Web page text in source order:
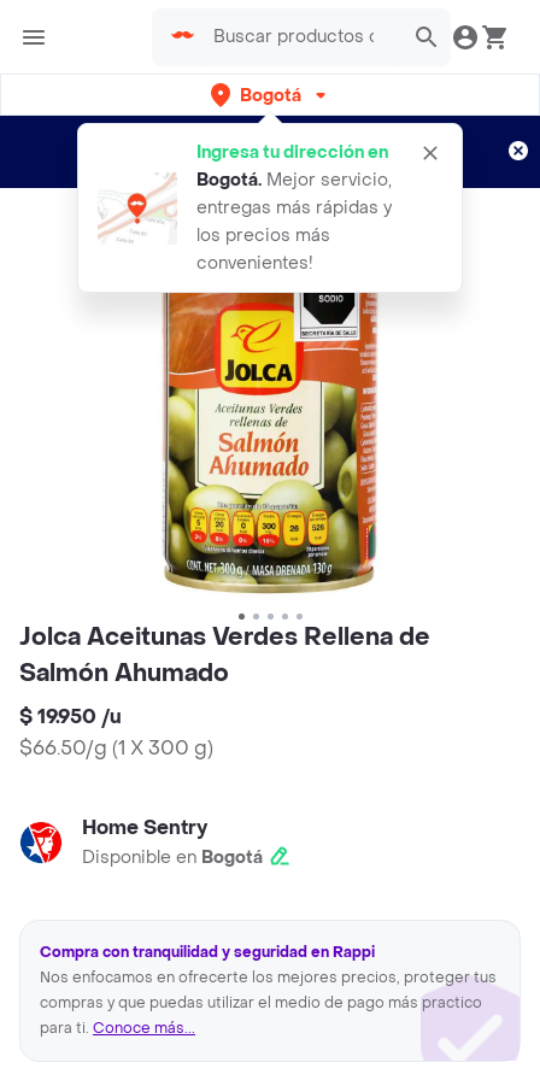
Bogotá
Ingresa tu dirección en
Bogotá. Mejor servicio,
entregas más rápidas y
los precios más
convenientes!
envíos gratis por semanas
Aplican TyC
Jolca Aceitunas Verdes Rellena de
Salmón Ahumado
$ 19.950 /u
$66.50/g (1 X 300 g)
Home Sentry
Disponible en Bogotá
Compra con tranquilidad y seguridad en Rappi
Nos enfocamos en ofrecerte los mejores precios, proteger tus
compras y que puedas utilizar el medio de pago más practico
para ti. Conoce más...